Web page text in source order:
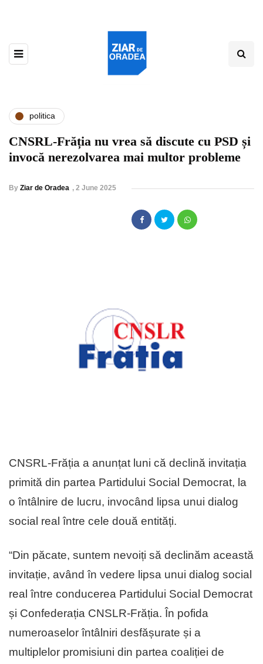
politica
CNSRL-Frăția nu vrea să discute cu PSD și
invocă nerezolvarea mai multor probleme
By Ziar de Oradea , 2 June 2025
CNSRL-Frăția a anunțat luni că declină invitația
primită din partea Partidului Social Democrat, la
o întâlnire de lucru, invocând lipsa unui dialog
social real între cele două entități.
“Din păcate, suntem nevoiți să declinăm această
invitație, având în vedere lipsa unui dialog social
real între conducerea Partidului Social Democrat
și Confederația CNSLR-Frăția. În pofida
numeroaselor întâlniri desfășurate și a
multiplelor promisiuni din partea coaliției de